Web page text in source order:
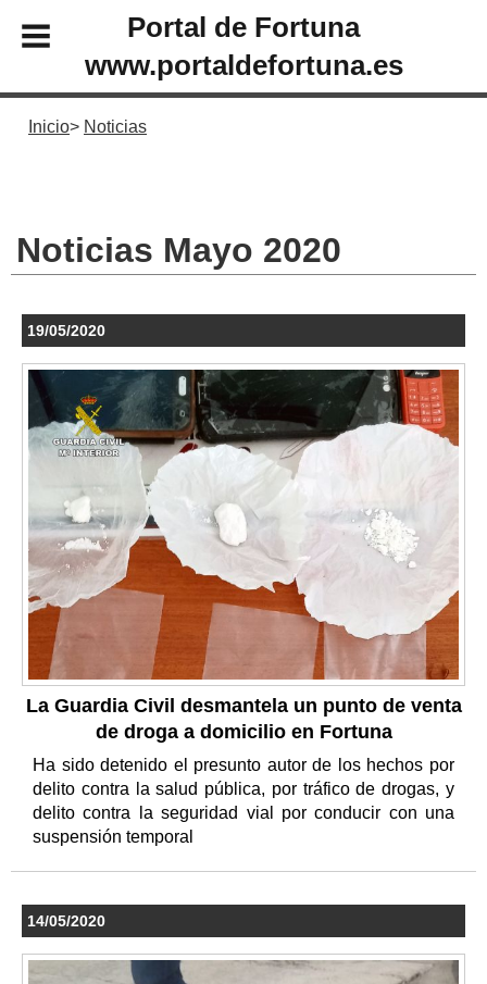
Portal de Fortuna
www.portaldefortuna.es
Inicio Noticias
Noticias Mayo 2020
19/05/2020
La Guardia Civil desmantela un punto de venta
de droga a domicilio en Fortuna
Ha sido detenido el presunto autor de los hechos por
delito contra la salud pública, por tráfico de drogas, y
delito contra la seguridad vial por conducir con una
suspensión temporal
14/05/2020